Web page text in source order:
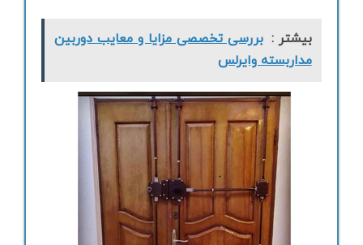
بیشتر : بررسی تخصصی مزایا و معایب دوربین
مداربسته وایرلس